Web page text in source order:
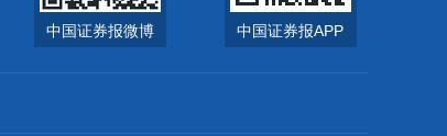
中国证券报微博 中国证券报APP